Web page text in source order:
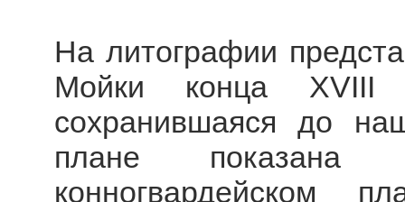
На литографии
Мойки конца
сохранившаяся до
плане
конногвардейском